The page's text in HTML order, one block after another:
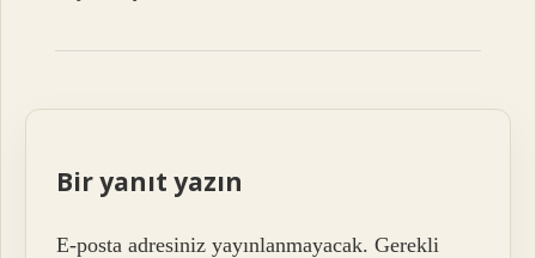
Bir yanıt yazın
E-posta adresiniz yayınlanmayacak. Gerekli